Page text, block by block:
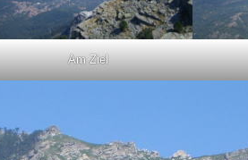
Am Ziel